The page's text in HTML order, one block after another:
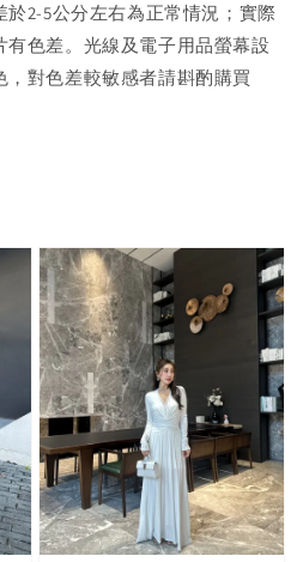
2-5公分左右為正常情況；實際
色差。光線及電子用品螢幕設
對色差較敏感者請斟酌購買